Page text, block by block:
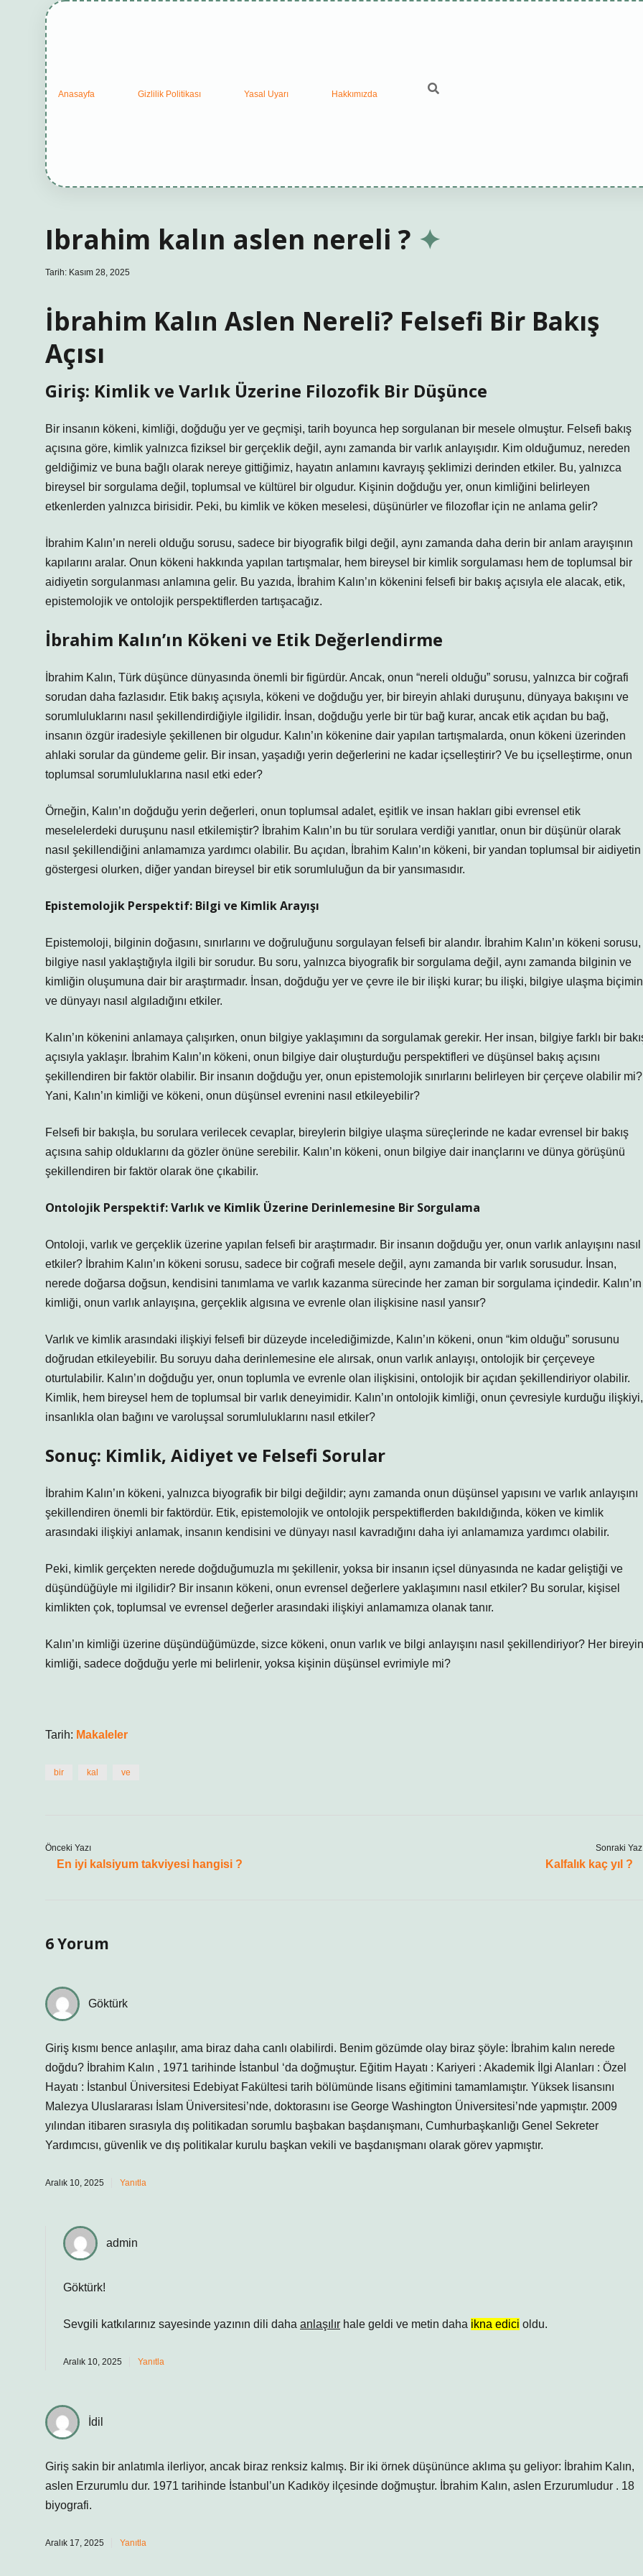
Anasayfa Gizlilik Politikası Yasal Uyarı Hakkımızda
Ibrahim kalın aslen nereli ?
Tarih: Kasım 28, 2025
İbrahim Kalın Aslen Nereli? Felsefi Bir Bakış
Açısı
Giriş: Kimlik ve Varlık Üzerine Filozofik Bir Düşünce
Bir insanın kökeni, kimliği, doğduğu yer ve geçmişi, tarih boyunca hep sorgulanan bir mesele olmuştur. Felsefi bakış
açısına göre, kimlik yalnızca fiziksel bir gerçeklik değil, aynı zamanda bir varlık anlayışıdır. Kim olduğumuz, nereden
geldiğimiz ve buna bağlı olarak nereye gittiğimiz, hayatın anlamını kavrayış şeklimizi derinden etkiler. Bu, yalnızca
bireysel bir sorgulama değil, toplumsal ve kültürel bir olgudur. Kişinin doğduğu yer, onun kimliğini belirleyen
etkenlerden yalnızca birisidir. Peki, bu kimlik ve köken meselesi, düşünürler ve filozoflar için ne anlama gelir?
İbrahim Kalın’ın nereli olduğu sorusu, sadece bir biyografik bilgi değil, aynı zamanda daha derin bir anlam arayışının
kapılarını aralar. Onun kökeni hakkında yapılan tartışmalar, hem bireysel bir kimlik sorgulaması hem de toplumsal bir
aidiyetin sorgulanması anlamına gelir. Bu yazıda, İbrahim Kalın’ın kökenini felsefi bir bakış açısıyla ele alacak, etik,
epistemolojik ve ontolojik perspektiflerden tartışacağız.
İbrahim Kalın’ın Kökeni ve Etik Değerlendirme
İbrahim Kalın, Türk düşünce dünyasında önemli bir figürdür. Ancak, onun “nereli olduğu” sorusu, yalnızca bir coğrafi
sorudan daha fazlasıdır. Etik bakış açısıyla, kökeni ve doğduğu yer, bir bireyin ahlaki duruşunu, dünyaya bakışını ve
sorumluluklarını nasıl şekillendirdiğiyle ilgilidir. İnsan, doğduğu yerle bir tür bağ kurar, ancak etik açıdan bu bağ,
insanın özgür iradesiyle şekillenen bir olgudur. Kalın’ın kökenine dair yapılan tartışmalarda, onun kökeni üzerinden
ahlaki sorular da gündeme gelir. Bir insan, yaşadığı yerin değerlerini ne kadar içselleştirir? Ve bu içselleştirme, onun
toplumsal sorumluluklarına nasıl etki eder?
Örneğin, Kalın’ın doğduğu yerin değerleri, onun toplumsal adalet, eşitlik ve insan hakları gibi evrensel etik
meselelerdeki duruşunu nasıl etkilemiştir? İbrahim Kalın’ın bu tür sorulara verdiği yanıtlar, onun bir düşünür olarak
nasıl şekillendiğini anlamamıza yardımcı olabilir. Bu açıdan, İbrahim Kalın’ın kökeni, bir yandan toplumsal bir aidiyetin
göstergesi olurken, diğer yandan bireysel bir etik sorumluluğun da bir yansımasıdır.
Epistemolojik Perspektif: Bilgi ve Kimlik Arayışı
Epistemoloji, bilginin doğasını, sınırlarını ve doğruluğunu sorgulayan felsefi bir alandır. İbrahim Kalın’ın kökeni sorusu,
bilgiye nasıl yaklaştığıyla ilgili bir sorudur. Bu soru, yalnızca biyografik bir sorgulama değil, aynı zamanda bilginin ve
kimliğin oluşumuna dair bir araştırmadır. İnsan, doğduğu yer ve çevre ile bir ilişki kurar; bu ilişki, bilgiye ulaşma
ve dünyayı nasıl algıladığını etkiler.
Kalın’ın kökenini anlamaya çalışırken, onun bilgiye yaklaşımını da sorgulamak gerekir. Her insan, bilgiye farklı bir
açısıyla yaklaşır. İbrahim Kalın’ın kökeni, onun bilgiye dair oluşturduğu perspektifleri ve düşünsel bakış açısını
şekillendiren bir faktör olabilir. Bir insanın doğduğu yer, onun epistemolojik sınırlarını belirleyen bir çerçeve olabilir mi?
Yani, Kalın’ın kimliği ve kökeni, onun düşünsel evrenini nasıl etkileyebilir?
Felsefi bir bakışla, bu sorulara verilecek cevaplar, bireylerin bilgiye ulaşma süreçlerinde ne kadar evrensel bir bakış
açısına sahip olduklarını da gözler önüne serebilir. Kalın’ın kökeni, onun bilgiye dair inançlarını ve dünya görüşünü
şekillendiren bir faktör olarak öne çıkabilir.
Ontolojik Perspektif: Varlık ve Kimlik Üzerine Derinlemesine Bir Sorgulama
Ontoloji, varlık ve gerçeklik üzerine yapılan felsefi bir araştırmadır. Bir insanın doğduğu yer, onun varlık anlayışını nasıl
etkiler? İbrahim Kalın’ın kökeni sorusu, sadece bir coğrafi mesele değil, aynı zamanda bir varlık sorusudur. İnsan,
nerede doğarsa doğsun, kendisini tanımlama ve varlık kazanma sürecinde her zaman bir sorgulama içindedir. Kalın’ın
kimliği, onun varlık anlayışına, gerçeklik algısına ve evrenle olan ilişkisine nasıl yansır?
Varlık ve kimlik arasındaki ilişkiyi felsefi bir düzeyde incelediğimizde, Kalın’ın kökeni, onun “kim olduğu” sorusunu
doğrudan etkileyebilir. Bu soruyu daha derinlemesine ele alırsak, onun varlık anlayışı, ontolojik bir çerçeveye
oturtulabilir. Kalın’ın doğduğu yer, onun toplumla ve evrenle olan ilişkisini, ontolojik bir açıdan şekillendiriyor olabilir.
Kimlik, hem bireysel hem de toplumsal bir varlık deneyimidir. Kalın’ın ontolojik kimliği, onun çevresiyle kurduğu ilişkiyi,
insanlıkla olan bağını ve varoluşsal sorumluluklarını nasıl etkiler?
Sonuç: Kimlik, Aidiyet ve Felsefi Sorular
İbrahim Kalın’ın kökeni, yalnızca biyografik bir bilgi değildir; aynı zamanda onun düşünsel yapısını ve varlık anlayışını
şekillendiren önemli bir faktördür. Etik, epistemolojik ve ontolojik perspektiflerden bakıldığında, köken ve kimlik
arasındaki ilişkiyi anlamak, insanın kendisini ve dünyayı nasıl kavradığını daha iyi anlamamıza yardımcı olabilir.
Peki, kimlik gerçekten nerede doğduğumuzla mı şekillenir, yoksa bir insanın içsel dünyasında ne kadar geliştiği ve
düşündüğüyle mi ilgilidir? Bir insanın kökeni, onun evrensel değerlere yaklaşımını nasıl etkiler? Bu sorular, kişisel
kimlikten çok, toplumsal ve evrensel değerler arasındaki ilişkiyi anlamamıza olanak tanır.
Kalın’ın kimliği üzerine düşündüğümüzde, sizce kökeni, onun varlık ve bilgi anlayışını nasıl şekillendiriyor? Her bireyin
kimliği, sadece doğduğu yerle mi belirlenir, yoksa kişinin düşünsel evrimiyle mi?
Tarih: Makaleler
bir kal ve
Önceki Yazı
En iyi kalsiyum takviyesi hangisi ?
Sonraki
Kalfalık kaç yıl ?
6 Yorum
Göktürk
Giriş kısmı bence anlaşılır, ama biraz daha canlı olabilirdi. Benim gözümde olay biraz şöyle: İbrahim kalın nerede
doğdu? İbrahim Kalın , 1971 tarihinde İstanbul ‘da doğmuştur. Eğitim Hayatı : Kariyeri : Akademik İlgi Alanları : Özel
Hayatı : İstanbul Üniversitesi Edebiyat Fakültesi tarih bölümünde lisans eğitimini tamamlamıştır. Yüksek lisansını
Malezya Uluslararası İslam Üniversitesi’nde, doktorasını ise George Washington Üniversitesi’nde yapmıştır. 2009
yılından itibaren sırasıyla dış politikadan sorumlu başbakan başdanışmanı, Cumhurbaşkanlığı Genel Sekreter
Yardımcısı, güvenlik ve dış politikalar kurulu başkan vekili ve başdanışmanı olarak görev yapmıştır.
Aralık 10, 2025 Yanıtla
admin
Göktürk!
Sevgili katkılarınız sayesinde yazının dili daha anlaşılır hale geldi ve metin daha ikna edici oldu.
Aralık 10, 2025 Yanıtla
İdil
Giriş sakin bir anlatımla ilerliyor, ancak biraz renksiz kalmış. Bir iki örnek düşününce aklıma şu geliyor: İbrahim Kalın,
aslen Erzurumlu dur. 1971 tarihinde İstanbul’un Kadıköy ilçesinde doğmuştur. İbrahim Kalın, aslen Erzurumludur . 18
biyografi.
Aralık 17, 2025 Yanıtla